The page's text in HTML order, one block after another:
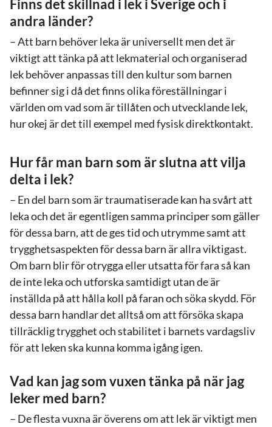
Finns det skillnad i lek i Sverige och i
andra länder?
– Att barn behöver leka är universellt men det är
viktigt att tänka på att lekmaterial och organiserad
lek behöver anpassas till den kultur som barnen
befinner sig i då det finns olika föreställningar i
världen om vad som är tillåten och utvecklande lek,
hur okej är det till exempel med fysisk direktkontakt.
Hur får man barn som är slutna att vilja
delta i lek?
– En del barn som är traumatiserade kan ha svårt att
leka och det är egentligen samma principer som gäller
för dessa barn, att de ges tid och utrymme samt att
trygghetsaspekten för dessa barn är allra viktigast.
Om barn blir för otrygga eller utsatta för fara så kan
de inte leka och utforska samtidigt utan de är
inställda på att hålla koll på faran och söka skydd. För
dessa barn handlar det alltså om att försöka skapa
tillräcklig trygghet och stabilitet i barnets vardagsliv
för att leken ska kunna komma igång igen.
Vad kan jag som vuxen tänka på när jag
leker med barn?
– De flesta vuxna är överens om att lek är viktigt men